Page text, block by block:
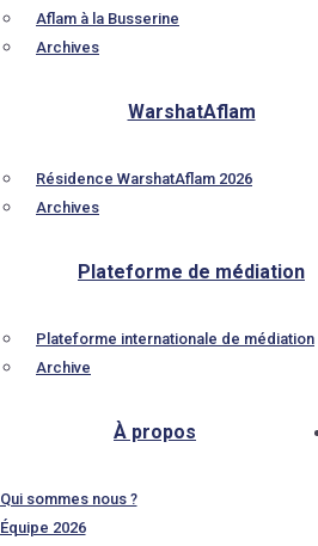
Aflam à la Busserine
Archives
WarshatAflam
Résidence WarshatAflam 2026
Archives
Plateforme de médiation
Plateforme internationale de médiation
Archive
À propos
Qui sommes nous ?
Équipe 2026